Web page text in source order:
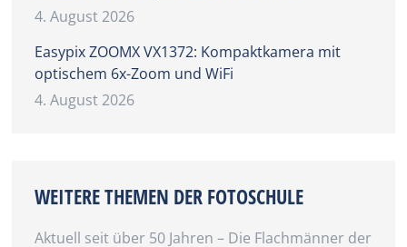
4. August 2026
Easypix ZOOMX VX1372: Kompaktkamera mit
optischem 6x-Zoom und WiFi
4. August 2026
WEITERE THEMEN DER FOTOSCHULE
Aktuell seit über 50 Jahren – Die Flachmänner der